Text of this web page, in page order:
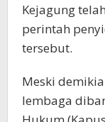
Kejagung
perintah
tersebut.
Meski
lembaga